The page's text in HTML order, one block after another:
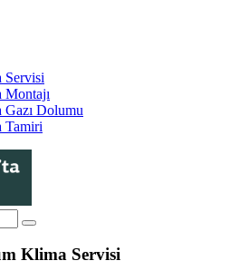
Servisi
Dolumu
Tamiri
Klima Servisi